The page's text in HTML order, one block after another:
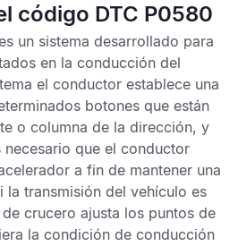
código DTC P0580
un sistema desarrollado para
en la conducción del
el conductor establece una
botones que están
o columna de la dirección, y
necesario que el conductor
a fin de mantener una
la transmisión del vehículo es
crucero ajusta los puntos de
la condición de conducción